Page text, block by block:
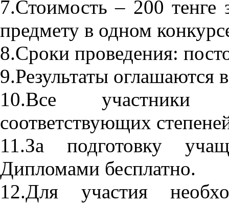
7.Стоимость – 200 тенге
предмету в одном
8.Сроки проведения:
9.Результаты оглашаются
10.Все участники
соответствующих
11.За подготовку
Дипломами бесплатно.
12.Для участия